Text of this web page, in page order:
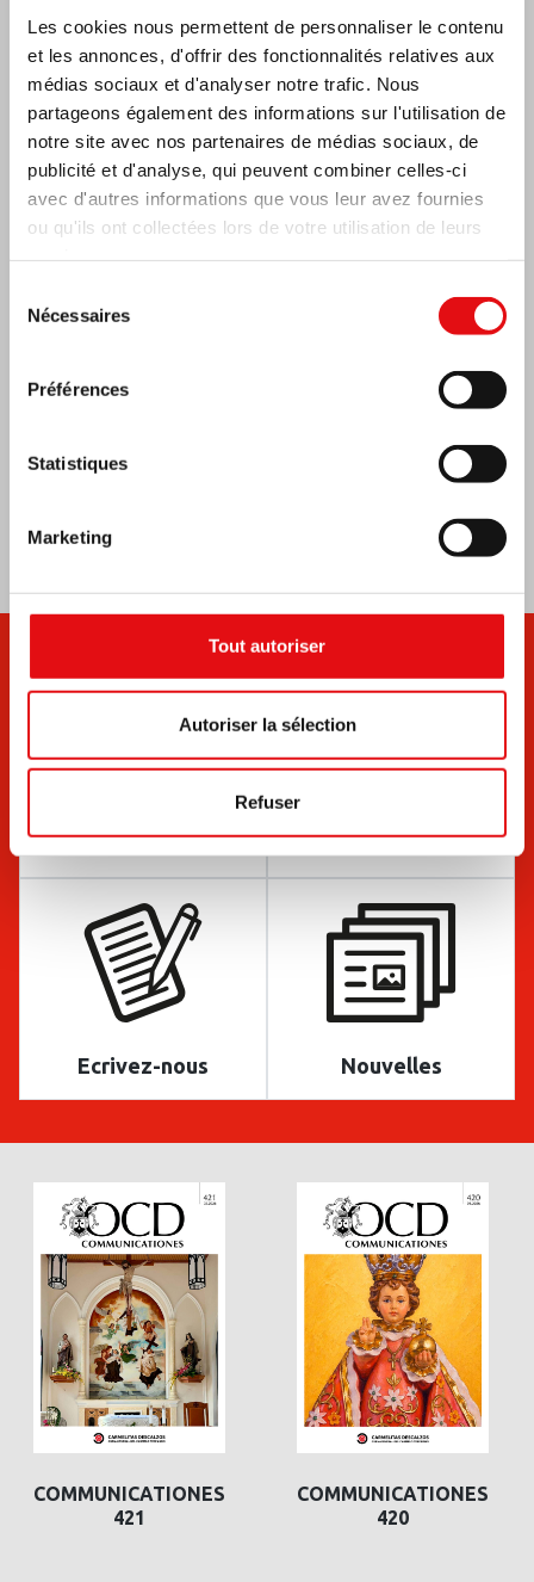
Les cookies nous permettent de personnaliser le contenu
et les annonces, d'offrir des fonctionnalités relatives aux
médias sociaux et d'analyser notre trafic. Nous
partageons également des informations sur l'utilisation de
notre site avec nos partenaires de médias sociaux, de
publicité et d'analyse, qui peuvent combiner celles-ci
avec d'autres informations que vous leur avez fournies
ou qu'ils ont collectées lors de votre utilisation de leurs
Nécessaires
Préférences
Statistiques
Marketing
Tout autoriser
Autoriser la sélection
Refuser
RÉPUBLIQUE CENTRAFRICAINE : 6e
CONGRÈS NATIONAL DE L’OCDS
Documents Bulletins
Ecrivez-nous Nouvelles
COMMUNICATIONES
421
COMMUNICATIONES
420